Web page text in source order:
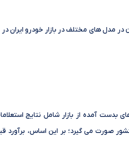
آسنا دوگانه امروز 17 مرداد در بازه قیمتی 2,760,000,000 تا 4,000,000,000 تومانءءء در مدل های
بدست آمده از بازار شامل نتایج
صورت می گیرد؛ بر این اساس، برآورد